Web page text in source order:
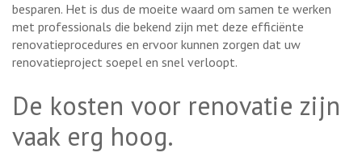
besparen. Het is dus de moeite waard om samen te werken
met professionals die bekend zijn met deze efficiënte
renovatieprocedures en ervoor kunnen zorgen dat uw
renovatieproject soepel en snel verloopt.
De kosten voor renovatie zijn
vaak erg hoog.